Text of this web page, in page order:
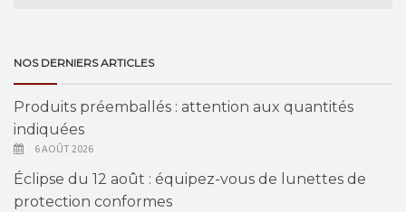
NOS DERNIERS ARTICLES
Produits préemballés : attention aux quantités
indiquées
6 AOÛT 2026
Éclipse du 12 août : équipez-vous de lunettes de
protection conformes